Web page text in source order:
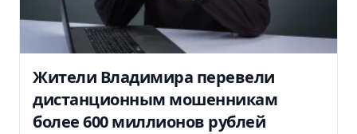
Жители Владимира перевели
дистанционным мошенникам
более 600 миллионов рублей